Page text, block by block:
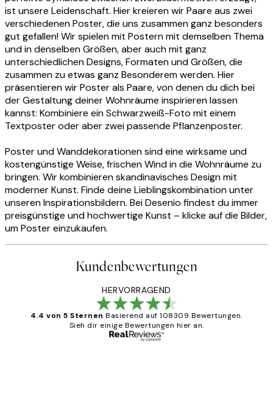
ist unsere Leidenschaft. Hier kreieren wir Paare aus zwei
verschiedenen Poster, die uns zusammen ganz besonders
gut gefallen! Wir spielen mit Postern mit demselben Thema
und in denselben Größen, aber auch mit ganz
unterschiedlichen Designs, Formaten und Größen, die
zusammen zu etwas ganz Besonderem werden. Hier
präsentieren wir Poster als Paare, von denen du dich bei
der Gestaltung deiner Wohnräume inspirieren lassen
kannst: Kombiniere ein Schwarzweiß-Foto mit einem
Textposter oder aber zwei passende Pflanzenposter.
Poster und Wanddekorationen sind eine wirksame und
kostengünstige Weise, frischen Wind in die Wohnräume zu
bringen. Wir kombinieren skandinavisches Design mit
moderner Kunst. Finde deine Lieblingskombination unter
unseren Inspirationsbildern. Bei Desenio findest du immer
preisgünstige und hochwertige Kunst – klicke auf die Bilder,
um Poster einzukaufen.
Kundenbewertungen
HERVORRAGEND
4.4 von 5 Sternen Basierend auf 108309 Bewertungen.
Sieh dir einige Bewertungen hier an.